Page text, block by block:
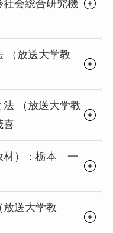
会総合研究機
（放送大学教
（放送大学教
喜
材）：栃本 一
放送大学教